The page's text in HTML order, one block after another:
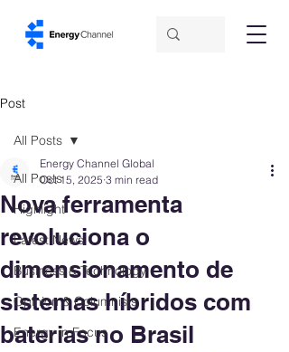
Post
All Posts
Highlight
Latest News
Business & Technology
Opinion & Columnists
Energy in Focus
All Posts
Nova ferramenta
revoluciona o
dimensionamento de
sistemas híbridos com
baterias no Brasil
Energy Channel Global
Oct 15, 2025 3 min read